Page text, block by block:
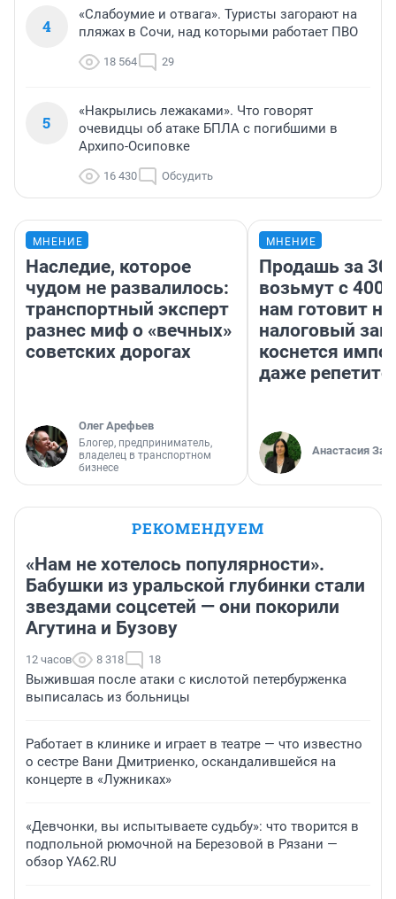
4
«Слабоумие и отвага». Туристы загорают на
пляжах в Сочи, над которыми работает ПВО
18 564 29
5
«Накрылись лежаками». Что говорят
очевидцы об атаке БПЛА с погибшими в
Архипо-Осиповке
16 430 Обсудить
МНЕНИЕ
Наследие, которое
чудом не развалилось:
транспортный эксперт
разнес миф о «вечных»
советских дорогах
Олег Арефьев
Блогер, предприниматель,
владелец в транспортном
бизнесе
МНЕНИЕ
Продашь за
возьмут с
нам готовит
налоговый
коснется
даже
Анастасия
РЕКОМЕНДУЕМ
«Нам не хотелось популярности».
Бабушки из уральской глубинки стали
звездами соцсетей — они покорили
Агутина и Бузову
12 часов 8 318 18
Выжившая после атаки с кислотой петербурженка
выписалась из больницы
Работает в клинике и играет в театре — что известно
о сестре Вани Дмитриенко, оскандалившейся на
концерте в «Лужниках»
«Девчонки, вы испытываете судьбу»: что творится в
подпольной рюмочной на Березовой в Рязани —
обзор YA62.RU